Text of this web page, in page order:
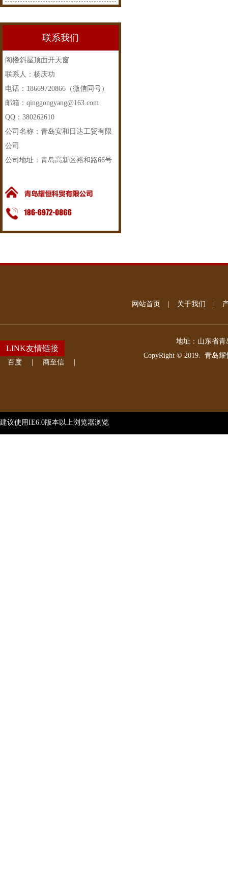
联系我们
阁楼斜屋顶面开天窗
联系人：杨庆功
电话：18669720866（微信同号）
邮箱：qinggongyang@163.com
QQ：380262610
公司名称：青岛安和日达工贸有限
公司
公司地址：青岛高新区裕和路66号
网站首页 关于我们
LINK友情链接
百度 商至信
地址： 山东省青
CopyRight © 2019. 青岛耀
建议使用IE6.0版本以上浏览器浏览